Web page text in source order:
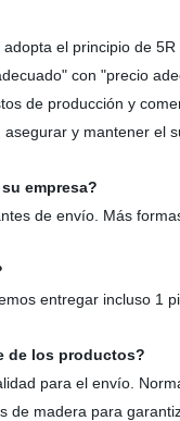
el principio de
"con "precio
de producción y
y mantener el
empresa?
de envío. Más
entregar incluso 1
de los productos?
para el envío.
de madera para